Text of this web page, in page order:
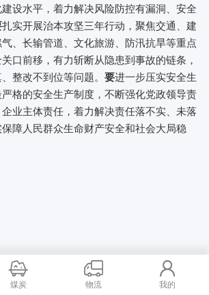
设水平，着力解决风险防控有漏洞、安全
扎实开展治本攻坚三年行动，聚焦交通、建
、长输管道、文化旅游、防汛抗旱等重点
口前移，有力斩断从隐患到事故的链条，
整改不到位等问题。 要进一步压实安全生
格的安全生产制度，不断强化党政领导责
业主体责任，着力解决责任落不实、未落
障人民群众生命财产安全和社会大局稳
煤炭 物流 我的